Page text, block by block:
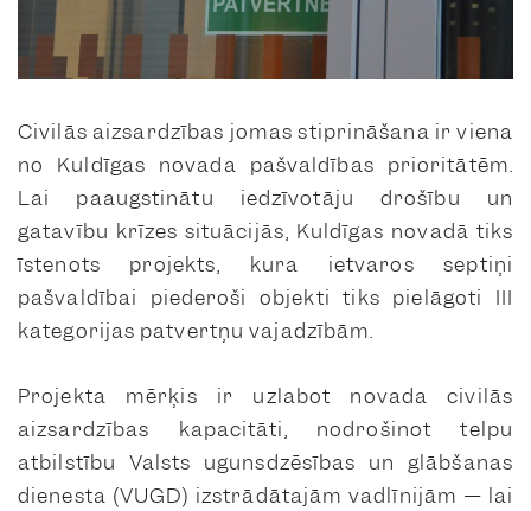
Civilās aizsardzības jomas stiprināšana ir viena
no Kuldīgas novada pašvaldības prioritātēm.
Lai paaugstinātu iedzīvotāju drošību un
gatavību krīzes situācijās, Kuldīgas novadā tiks
īstenots projekts, kura ietvaros septiņi
pašvaldībai piederoši objekti tiks pielāgoti III
kategorijas patvertņu vajadzībām.
Projekta mērķis ir uzlabot novada civilās
aizsardzības kapacitāti, nodrošinot telpu
atbilstību Valsts ugunsdzēsības un glābšanas
dienesta (VUGD) izstrādātajām vadlīnijām — lai